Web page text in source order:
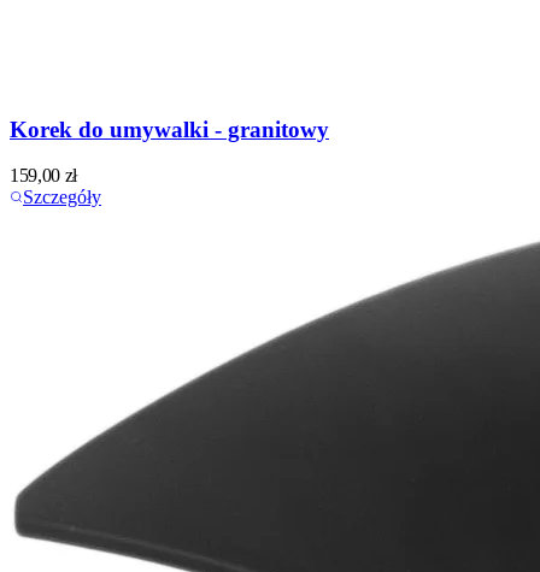
Korek do umywalki - granitowy
159,00 zł
Szczegóły